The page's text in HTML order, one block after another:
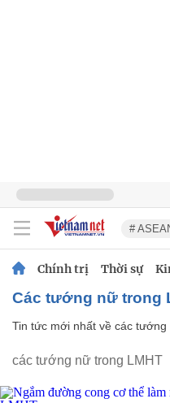
#
Chính trị Thời sự
các tướng nữ trong
Tin tức mới nhất về các tướng
các tướng nữ trong LMHT